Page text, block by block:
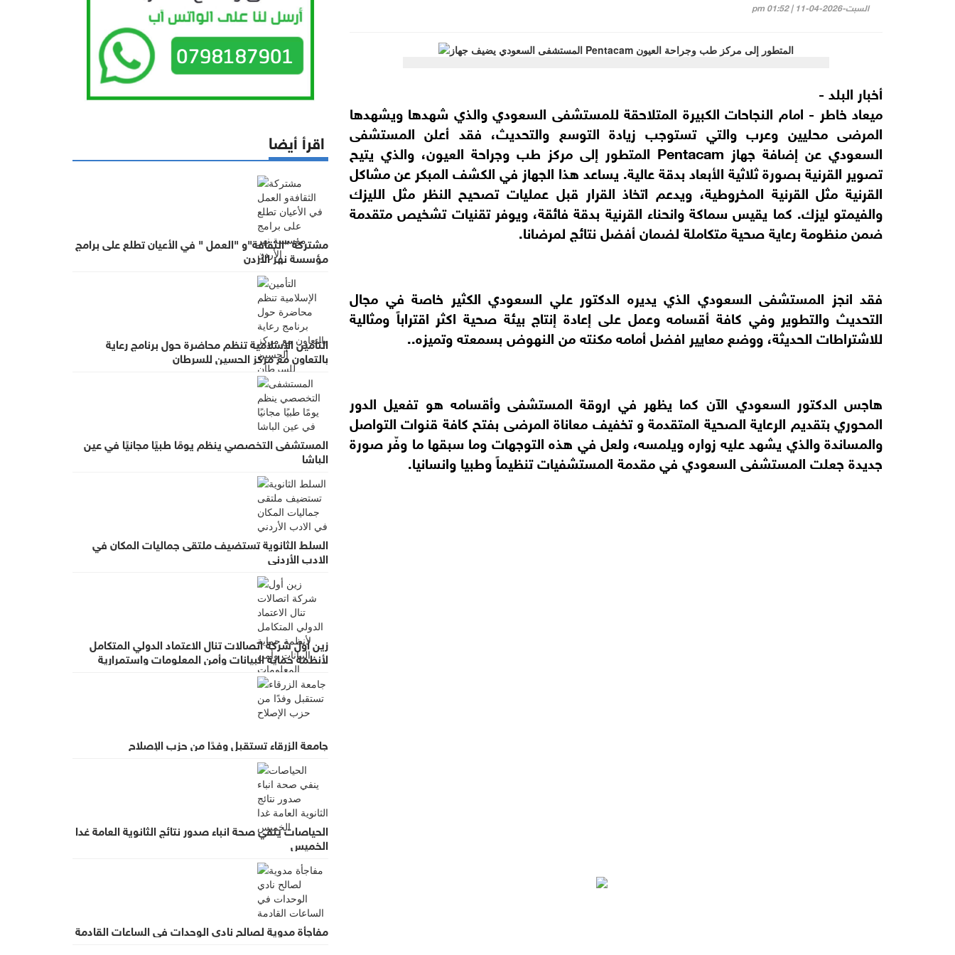
السبت-2026-04-11 | 01:52 pm
أخبار البلد -
ميعاد خاطر - امام النجاحات الكبيرة المتلاحقة للمستشفى السعودي والذي شهدها ويشهدها
المرضى محليين وعرب والتي تستوجب زيادة التوسع والتحديث، فقد أعلن المستشفى
السعودي عن إضافة جهاز Pentacam المتطور إلى مركز طب وجراحة العيون، والذي يتيح
تصوير القرنية بصورة ثلاثية الأبعاد بدقة عالية. يساعد هذا الجهاز في الكشف المبكر عن مشاكل
القرنية مثل القرنية المخروطية، ويدعم اتخاذ القرار قبل عمليات تصحيح النظر مثل الليزك
والفيمتو ليزك. كما يقيس سماكة وانحناء القرنية بدقة فائقة، ويوفر تقنيات تشخيص متقدمة
ضمن منظومة رعاية صحية متكاملة لضمان أفضل نتائج لمرضانا.
فقد انجز المستشفى السعودي الذي يديره الدكتور علي السعودي الكثير خاصة في مجال
التحديث والتطوير وفي كافة أقسامه وعمل على إعادة إنتاج بيئة صحية اكثر اقتراباً ومثالية
للاشتراطات الحديثة، ووضع معايير افضل أمامه مكنته من النهوض بسمعته وتميزه..
هاجس الدكتور السعودي الآن كما يظهر في اروقة المستشفى وأقسامه هو تفعيل الدور
المحوري بتقديم الرعاية الصحية المتقدمة و تخفيف معاناة المرضى بفتح كافة قنوات التواصل
والمساندة والذي يشهد عليه زواره ويلمسه، ولعل في هذه التوجهات وما سبقها ما وفّر صورة
جديدة جعلت المستشفى السعودي في مقدمة المستشفيات تنظيماً وطبيا وانسانيا.
اقرأ أيضا
مشتركة "الثقافة"و "العمل " في الأعيان تطلع على برامج
مؤسسة نهر الأردن
التأمين الإسلامية تنظم محاضرة حول برنامج رعاية
بالتعاون مع مركز الحسين للسرطان
المستشفى التخصصي ينظم يومًا طبيًا مجانيًا في عين
الباشا
السلط الثانوية تستضيف ملتقى جماليات المكان في
الادب الأردني
زين أول شركة اتصالات تنال الاعتماد الدولي المتكامل
لأنظمة حماية البيانات وأمن المعلومات واستمرارية
الأعمال
جامعة الزرقاء تستقبل وفدًا من حزب الإصلاح
الحياصات ينفي صحة انباء صدور نتائج الثانوية العامة غدا
الخميس
مفاجأة مدوية لصالح نادي الوحدات في الساعات القادمة